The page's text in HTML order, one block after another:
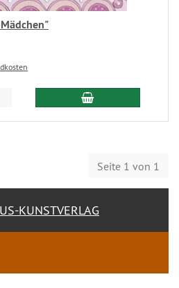
Seite 1 von 1
KUNSTVERLAG